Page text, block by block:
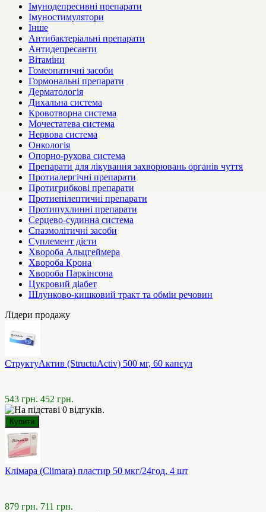
Імунодепресивні препарати
Імуностимулятори
Інше
Антибактеріальні препарати
Антидепресанти
Вітаміни
Гомеопатичні засоби
Гормональні препарати
Дерматологія
Дихальна система
Кровотворна система
Мочестатева система
Нервова система
Онкологія
Опорно-рухова система
Препарати для лікування захворювань органів чуття
Протиалергічні препарати
Протигрибкові препарати
Протиепілептичні препарати
Протипухлинні препарати
Серцево-судинна система
Спазмолітичні засоби
Суплемент дієти
Хвороба Альцгеймера
Хвороба Крона
Хвороба Паркінсона
Цукровий діабет
Шлунково-кишковий тракт та обмін речовин
Лідери продажу
СтруктуАктив (StructuActiv) 500 мг, 60 капсул
543 грн. 452 грн.
Клімара (Climara) пластир 50 мкг/24год, 4 шт
879 грн. 711 грн.